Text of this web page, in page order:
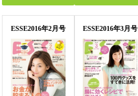
ESSE2016年2月号 ESSE2016年3月号